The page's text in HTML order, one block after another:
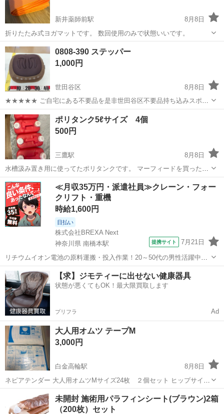
新井薬師前駅
8月8日
折りたたみ式ヨガマットです。 数回使用のみで状態いいです。
東京 中野区 その他
0808-390 ステッパー
1,000円
世田谷区
8月8日
★★★★★ ご自宅にある不要品を是非世田谷区不要品持ち込みスポッ
トへお持ち込みしませんか？ 家電や家具、レジャー用品などが無料で
まとめて持ち込めます！ ※詳細はこちらのページをご確認ください。
https://jmt...
東京 世田谷区 その他 ステッパー
ポリタンク5ℓサイズ 4個
500円
三鷹駅
8月8日
水槽汲み置き用に使ってたポリタンクです。 マーフィードを買ったの
で不要になりました。 4個まとめての出品です。 お取引は現金のみで
お願いします。 お取引場所は コーナン三鷹店(コーナンProではないの
でお間違えのないようご...
東京 三鷹市 三鷹駅 その他
≪月収35万円・派遣社員≫クレーン・フォー
クリフト・重機
時給1,600円
日払い
株式会社BREXA Next
神奈川県 南橋本駅
提携サイト 7月21日
リチウムイオン電池の原料運搬・投入作業！20～50代の男性活躍中★
ワンルーム寮完備！赴任旅費会社負担！年間休日130日★フォークリフ
ト免許お持ちの方、活躍中！就業先食堂利用可★《神奈川県相模原
市》 人気の工場のお仕事 ◇電...
神奈川 相模原市 南橋本駅 その他
【求】ジモティーに出せない健康器具
状態が悪くてもOK！最大限買取します
プリフラ Ad
大人用オムツ テープM
3,000円
白金高輪駅
8月8日
ネピアテンダー 大人用オムツMサイズ24枚 ２個セット ヒップサイズ
80から105センチ 新品未開封です。 サイズが変わりましたので、ご利
用になれる方どうぞ。 アテントも出品中です 白金高輪駅付近の指定場
所でのお取引希望です。
港区 白金高輪駅 その他
未開封 施術用パラフィンシート(ブラウン)2箱
（200枚）セット